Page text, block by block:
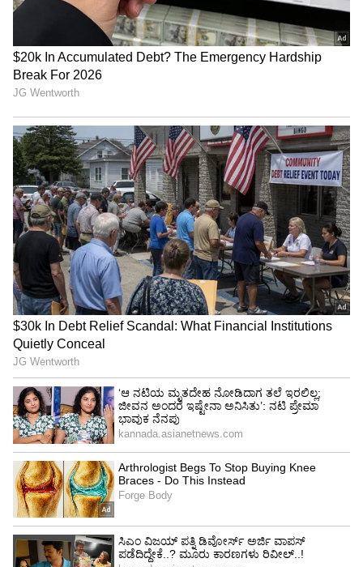
ರೋಹಿತ್ ಶರ್ಮಾ ವಿಕೆಟ್ ಪತನದ ಬಳಿಕ ಮೂರನೇ
ವಿಕೆಟ್‌ಗೆ ಜತೆಯಾದ ಶುಭ್‌ಮನ್ ಗಿಲ್ ಹಾಗೂ ಇಶಾನ್
ಕಿಶನ್ ಸ್ಪೋಟಕ ಶತಕ ಸಿಡಿಸುವ ಮೂಲಕ ತಂಡಕ್ಕೆ
ಆಸರೆಯಾಗಿದ್ದಾರೆ. ಸದ್ಯ 34 ಓವರ್ ಅಂತ್ಯದ ವೇಳೆಗೆ ಭಾರತ
ತಂಡವು ಕೇವಲ ಎರಡು ವಿಕೆಟ್ ನಷ್ಟಕ್ಕೆ 276 ರನ್ ಬಾರಿಸಿದೆ.
ನಾಯಕ ಶುಭ್‌ಮನ್ ಗಿಲ್ ಅಜೇಯ 113 ರನ್ ಬಾರಿಸಿದ್ದರೇ,
ಇಶಾನ್ ಕಿಶನ್ ಅಜೇಯ 104 ರನ್ ಸಿಡಿಸಿದ್ದಾರೆ.
Trade Deal | Party Rounds